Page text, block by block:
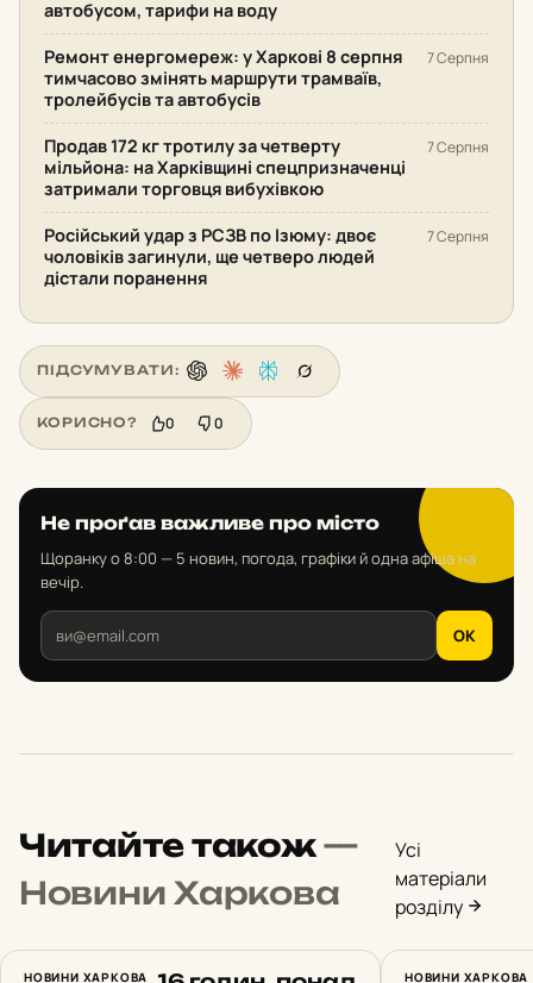
автобусом, тарифи на воду
Ремонт енергомереж: у Харкові 8 серпня
тимчасово змінять маршрути трамваїв,
тролейбусів та автобусів
7 Серпня
Продав 172 кг тротилу за четверту
мільйона: на Харківщині спецпризначенці
затримали торговця вибухівкою
7 Серпня
Російський удар з РСЗВ по Ізюму: двоє
чоловіків загинули, ще четверо людей
дістали поранення
7 Серпня
ПІДСУМУВАТИ:
КОРИСНО? 0 0
Не проґав важливе про місто
Щоранку о 8:00 — 5 новин, погода, графіки й одна афіша на
вечір.
OK
Читайте також—
Новини Харкова
Усі
матеріали
розділу
НОВИНИ ХАРКОВА НОВИНИ ХАРКОВА